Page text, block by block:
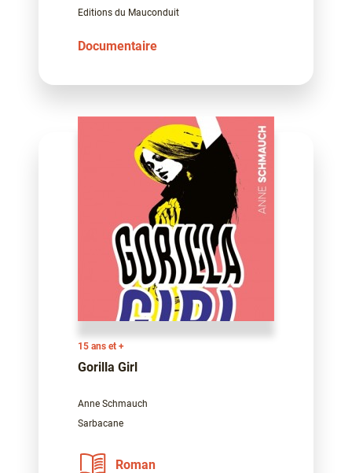
Editions du Mauconduit
Documentaire
15 ans et +
Gorilla Girl
Anne Schmauch
Sarbacane
Roman